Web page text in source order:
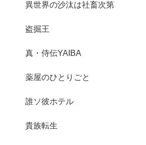
異世界の沙汰は社畜次第
盗掘王
真・侍伝YAIBA
薬屋のひとりごと
誰ソ彼ホテル
貴族転生